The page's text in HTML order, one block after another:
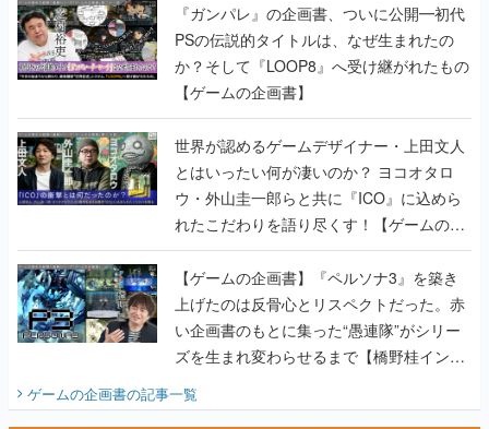
『ガンパレ』の企画書、ついに公開━初代
PSの伝説的タイトルは、なぜ生まれたの
か？そして『LOOP8』へ受け継がれたもの
【ゲームの企画書】
世界が認めるゲームデザイナー・上田文人
とはいったい何が凄いのか？ ヨコオタロ
ウ・外山圭一郎らと共に『ICO』に込めら
れたこだわりを語り尽くす！【ゲームの企
画書】
【ゲームの企画書】『ペルソナ3』を築き
上げたのは反骨心とリスペクトだった。赤
い企画書のもとに集った“愚連隊”がシリー
ズを生まれ変わらせるまで【橋野桂インタ
ゲームの企画書の記事一覧